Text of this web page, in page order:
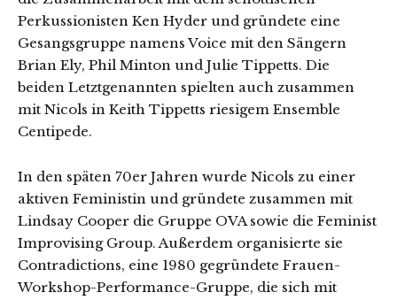
Perkussionisten Ken Hyder und gründete eine
Gesangsgruppe namens Voice mit den Sängern
Brian Ely, Phil Minton und Julie Tippetts. Die
beiden Letztgenannten spielten auch zusammen
mit Nicols in Keith Tippetts riesigem Ensemble
Centipede.
In den späten 70er Jahren wurde Nicols zu einer
aktiven Feministin und gründete zusammen mit
Lindsay Cooper die Gruppe OVA sowie die Feminist
Improvising Group. Außerdem organisierte sie
Contradictions, eine 1980 gegründete Frauen-
Workshop-Performance-Gruppe, die sich mit